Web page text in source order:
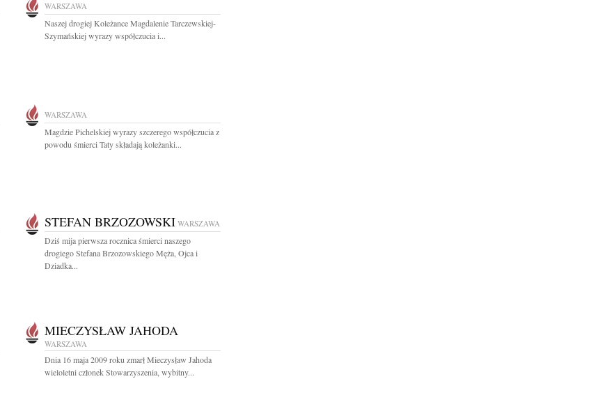
WARSZAWA
Naszej drogiej Koleżance Magdalenie Tarczewskiej-
Szymańskiej wyrazy współczucia i...
WARSZAWA
Magdzie Pichelskiej wyrazy szczerego współczucia z
powodu śmierci Taty składają koleżanki...
STEFAN BRZOZOWSKI WARSZAWA
Dziś mija pierwsza rocznica śmierci naszego
drogiego Stefana Brzozowskiego Męża, Ojca i
Dziadka...
MIECZYSŁAW JAHODA
WARSZAWA
Dnia 16 maja 2009 roku zmarł Mieczysław Jahoda
wieloletni członek Stowarzyszenia, wybitny...